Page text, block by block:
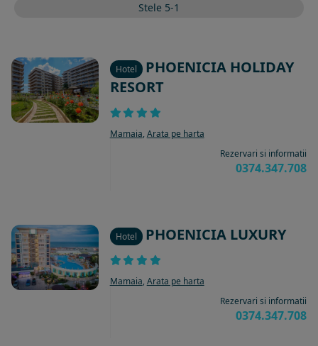
Stele 5-1
Hotel
PHOENICIA HOLIDAY
RESORT
Mamaia, Arata pe harta
Rezervari si informatii
0374.347.708
Hotel PHOENICIA LUXURY
Mamaia, Arata pe harta
Rezervari si informatii
0374.347.708